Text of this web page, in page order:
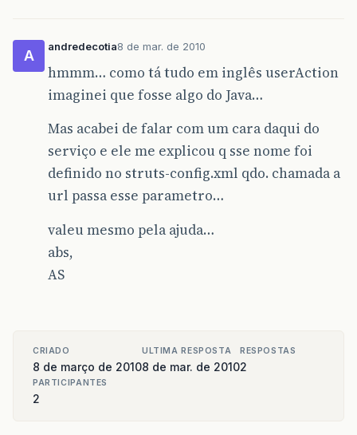
A
andredecotia8 de mar. de 2010
hmmm… como tá tudo em inglês userAction
imaginei que fosse algo do Java…
Mas acabei de falar com um cara daqui do
serviço e ele me explicou q sse nome foi
definido no struts-config.xml qdo. chamada a
url passa esse parametro…
valeu mesmo pela ajuda…
abs,
AS
CRIADO
8 de março de 2010
ULTIMA RESPOSTA
8 de mar. de 2010
RESPOSTAS
2
PARTICIPANTES
2